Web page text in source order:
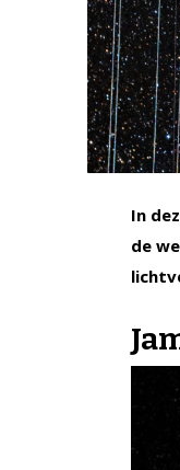
In
de